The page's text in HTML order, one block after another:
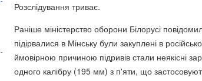
Розслідування триває.
Раніше міністерство оборони Білорусі
підірвалися в Мінську були закуплені в
ймовірною причиною підривів стали неякісні
одного калібру (195 мм) з п'яти, що